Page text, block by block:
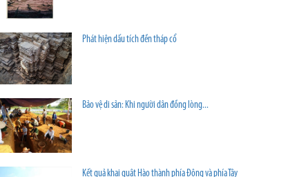
Phát hiện dấu tích đền tháp cổ
Bảo vệ di sản: Khi người dân đồng lòng...
Kết quả khai quật Hào thành phía Đông và phía Tây